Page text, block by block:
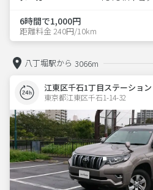
6時間で1,000円
距離料金 240円/10km
八丁堀駅から 3066m
江東区千石1丁目ステーション
東京都江東区千石1-14-32